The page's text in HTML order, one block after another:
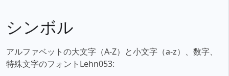
シンボル
アルファベットの大文字（A-Z）と小文字（a-z）、数字、
特殊文字のフォントLehn053: